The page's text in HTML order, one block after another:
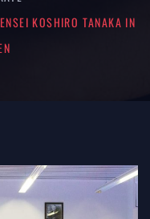
KOSHIRO TANAKA IN B